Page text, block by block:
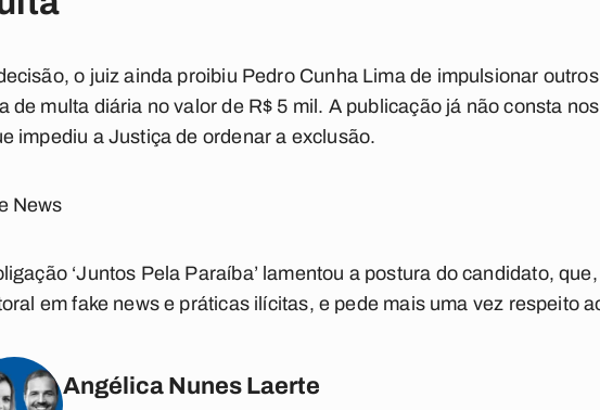
o juiz ainda proibiu Pedro Cunha Lima de impulsionar
de multa diária no valor de R$ 5 mil. A publicação já não consta
impediu a Justiça de ordenar a exclusão.
News
‘Juntos Pela Paraíba’ lamentou a postura do candidato,
em fake news e práticas ilícitas, e pede mais uma vez respeito
Angélica Nunes Laerte